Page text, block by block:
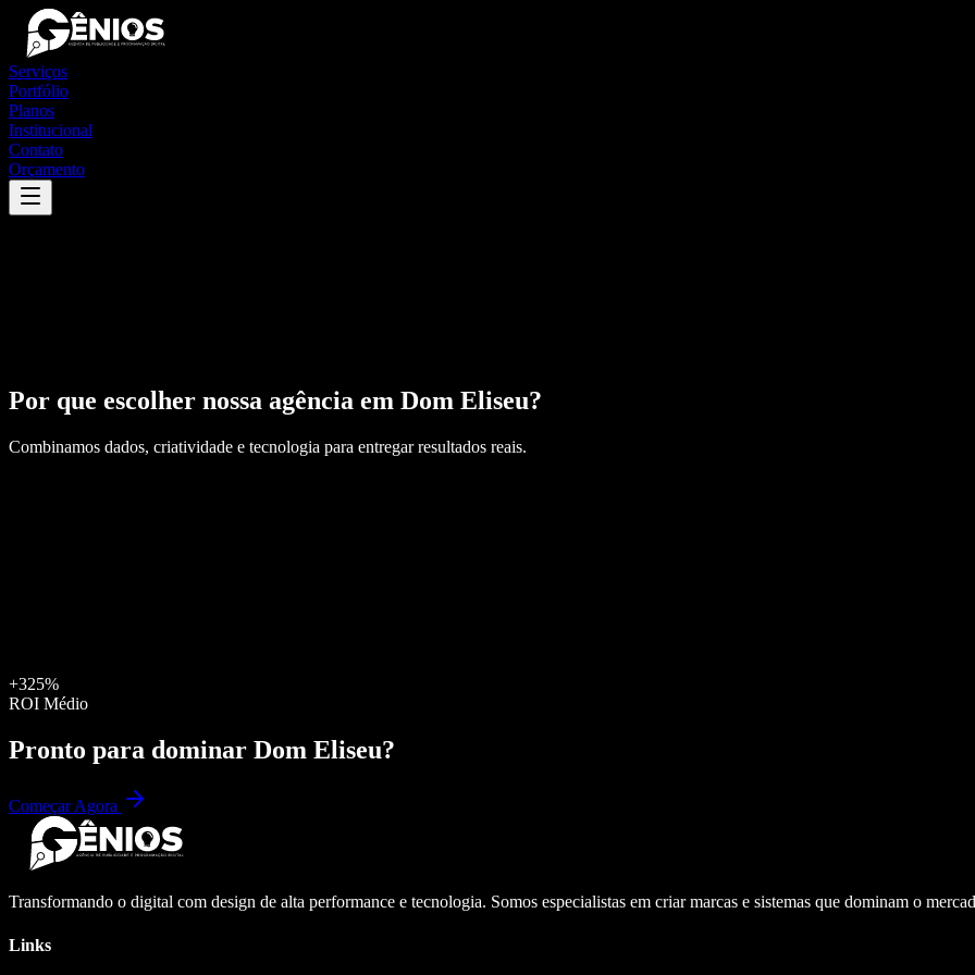
Serviços
Portfólio
Planos
Institucional
Contato
Orçamento
Por que escolher nossa agência em Dom Eliseu?
Combinamos dados, criatividade e tecnologia para entregar resultados reais.
+325%
ROI Médio
Pronto para dominar Dom Eliseu?
Começar Agora
Transformando o digital com design de alta performance e tecnologia. Somos especialistas em criar marcas e sistemas que dominam o
Links